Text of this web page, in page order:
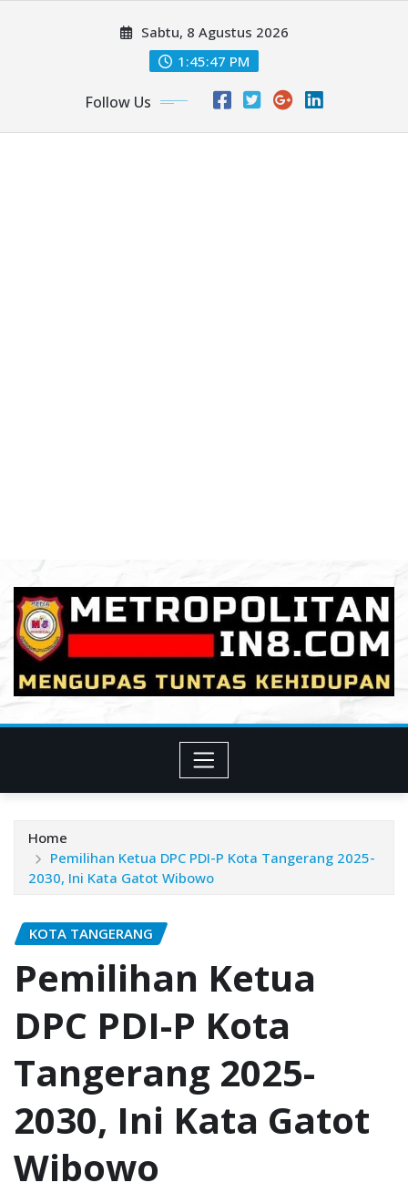
Sabtu, 8 Agustus 2026
1:45:49 PM
Follow Us
Home
Pemilihan Ketua DPC PDI-P Kota Tangerang 2025-
2030, Ini Kata Gatot Wibowo
KOTA TANGERANG
Pemilihan Ketua
DPC PDI-P Kota
Tangerang 2025-
2030, Ini Kata Gatot
Wibowo